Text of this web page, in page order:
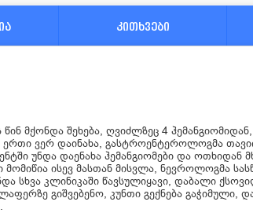
კითხვები
მქონდა შეხება, ღვიძლზეც 4 ჰემანგიომიდან,
ერთი ვერ დაინახა, გასტროენტეროლოგმა
უნდა დაენახა ჰემანგიომები და
მომიწია ისევ მასთან მისვლა, ნევროლოგმა
სხვა კლინიკაში წავსულიყავი, დაბალი
გიშვებენო, კუნთი გექნება